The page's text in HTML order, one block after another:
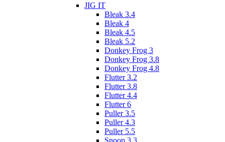
JIG IT
Bleak 3.4
Bleak 4
Bleak 4.5
Bleak 5.2
Donkey Frog 3
Donkey Frog 3.8
Donkey Frog 4.8
Flutter 3.2
Flutter 3.8
Flutter 4.4
Flutter 6
Puller 3.5
Puller 4.3
Puller 5.5
Snoop 3.3